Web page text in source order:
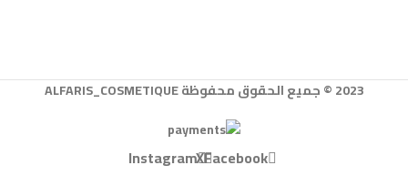
2023 © جميع الحقوق محفوظة ALFARIS_COSMETIQUE
Facebook
X
Instagram